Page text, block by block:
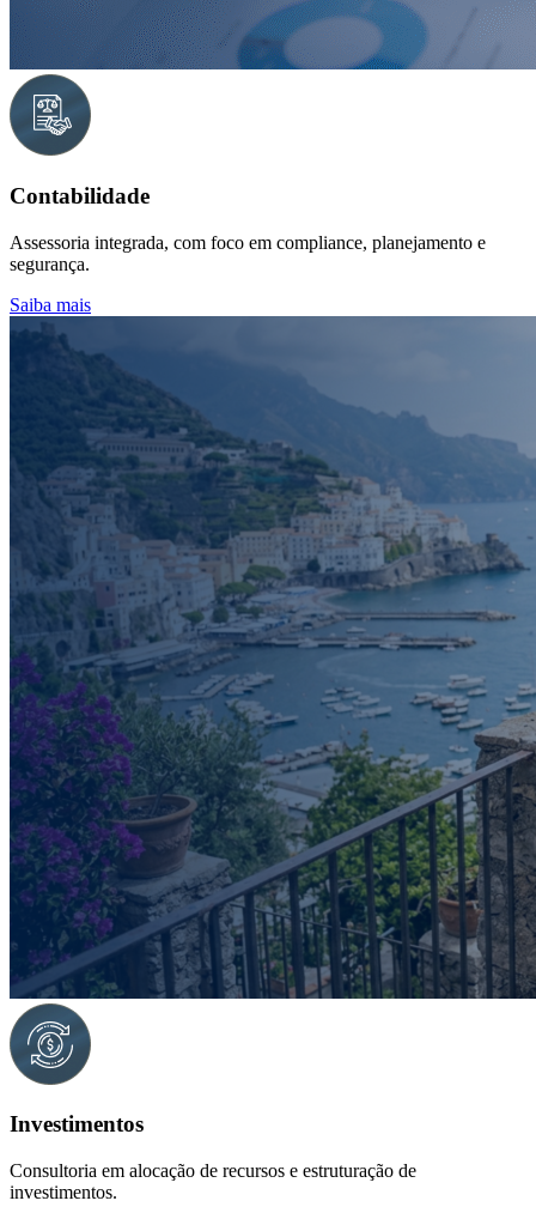
Contabilidade
Assessoria integrada, com foco em compliance, planejamento e
segurança.
Saiba mais
Investimentos
Consultoria em alocação de recursos e estruturação de
investimentos.